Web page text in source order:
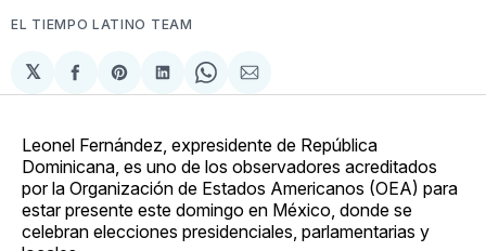
EL TIEMPO LATINO TEAM
𝕏
Compartir
en
Share
on
Compartir
en
Share
on
Compartir
via
Leonel Fernández, expresidente de República
Dominicana, es uno de los observadores acreditados
por la Organización de Estados Americanos (OEA) para
estar presente este domingo en México, donde se
celebran elecciones presidenciales, parlamentarias y